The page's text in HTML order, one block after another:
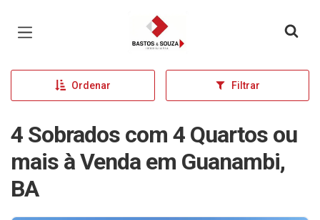
Página inicial
Ordenar Filtrar
4 Sobrados com 4 Quartos ou
mais à Venda em Guanambi,
BA